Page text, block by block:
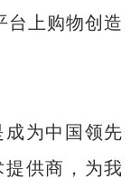
台上购物创造
为中国领先
供商，为我